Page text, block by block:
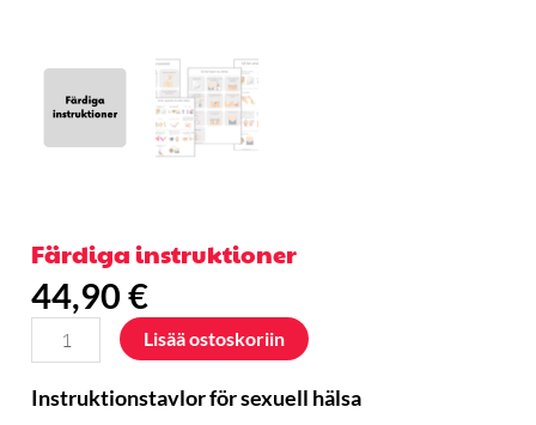
Färdiga instruktioner
44,90€
Färdiga
instruktioner
määrä
Lisää ostoskoriin
Instruktionstavlor för sexuell hälsa